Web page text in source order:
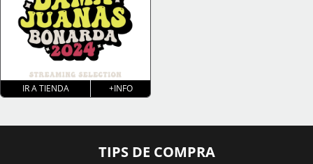
IR A TIENDA +INFO
TIPS DE COMPRA